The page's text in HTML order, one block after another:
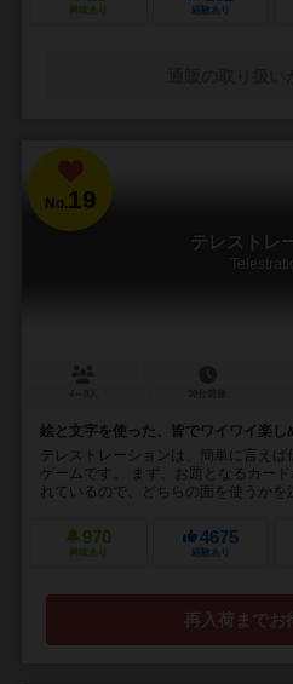
興味あり 経験あり
No.19
テレストレ
絵と文字を使った、皆でワイワイ楽し
テレストレーションは、簡単に言え
ゲームです。 まず、お題となるカー
れているので、どちらの面を使うかを
970
興味あり
4675
経験あり
再入荷までお